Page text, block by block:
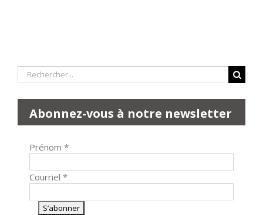
Rechercher:
Abonnez-vous à notre newsletter
Prénom *
Courriel *